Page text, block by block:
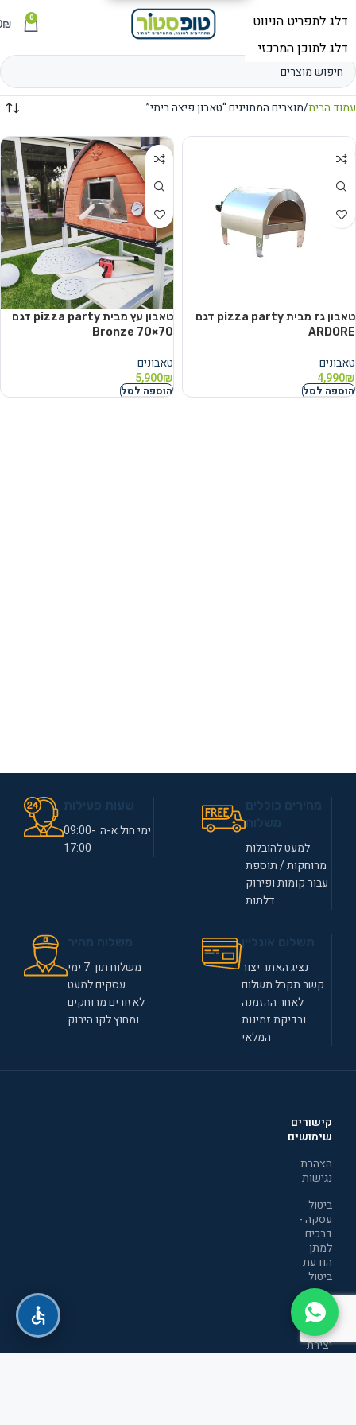
תפריט 0
₪
עמוד הבית מוצרים המתויגים “טאבון פיצה ביתי”
טאבון גז מבית pizza party דגם
ARDORE
טאבונים
4,990₪
הוספה לסל
טאבון עץ מבית pizza party דגם
70×70 Bronze
טאבונים
5,900₪
הוספה לסל
למעט להובלות
מרוחקות / תוספת
עבור קומות ופירוק
דלתות
ימי חול א-ה 09:00-
17:00
נציג האתר יצור
קשר תקבל תשלום
לאחר ההזמנה
ובדיקת זמינות
המלאי
משלוח תוך 7 ימי
עסקים למעט
לאזורים מרוחקים
ומחוץ לקו הירוק
קישורים
שימושים
הצהרת
נגישות
ביטול
עסקה -
דרכים
למתן
הודעת
ביטול
מדיניות
הפרטיות
יצירת